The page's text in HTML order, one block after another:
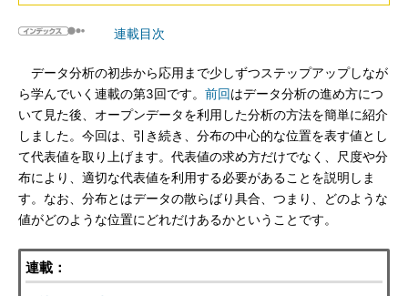
連載目次
データ分析の初歩から応用まで少しずつステップアップしなが
ら学んでいく連載の第3回です。 前回はデータ分析の進め方につ
いて見た後、オープンデータを利用した分析の方法を簡単に紹介
しました。今回は、引き続き、分布の中心的な位置を表す値とし
て代表値を取り上げます。代表値の求め方だけでなく、尺度や分
布により、適切な代表値を利用する必要があることを説明しま
す。なお、分布とはデータの散らばり具合、つまり、どのような
値がどのような位置にどれだけあるかということです。
連載：